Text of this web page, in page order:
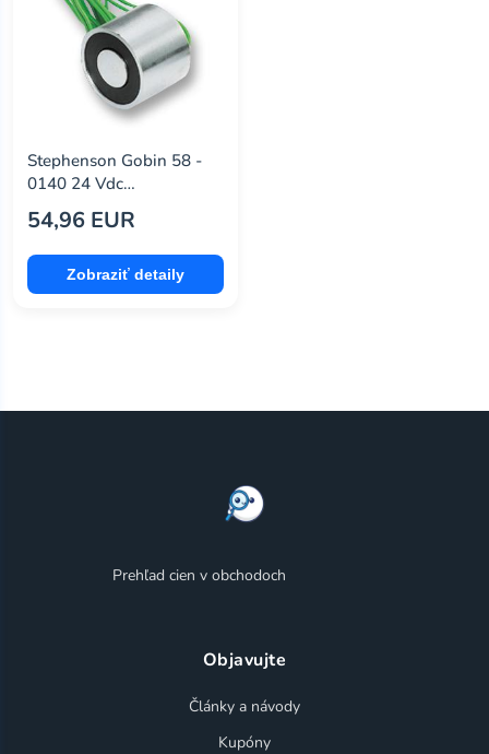
Stephenson Gobin 58 -
0140 24 Vdc
Electromagnet, Type 58
54,96 EUR
Zobraziť detaily
Prehľad cien v obchodoch
Objavujte
Články a návody
Kupóny